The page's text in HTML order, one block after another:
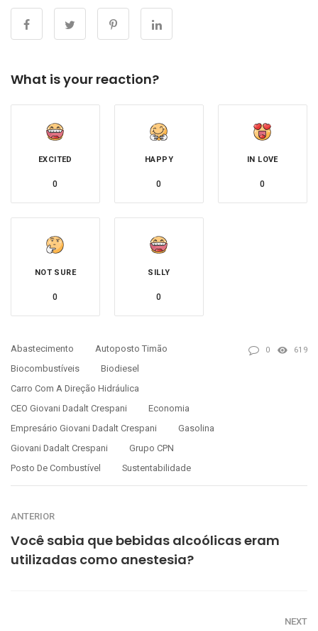
What is your reaction?
EXCITED
0
HAPPY
0
IN LOVE
0
NOT SURE
0
SILLY
0
Abastecimento
Autoposto Timão
Biocombustíveis
Biodiesel
Carro Com A Direção Hidráulica
CEO Giovani Dadalt Crespani
Economia
Empresário Giovani Dadalt Crespani
Gasolina
Giovani Dadalt Crespani
Grupo CPN
Posto De Combustível
Sustentabilidade
0 619
ANTERIOR
Você sabia que bebidas alcoólicas eram
utilizadas como anestesia?
NEXT